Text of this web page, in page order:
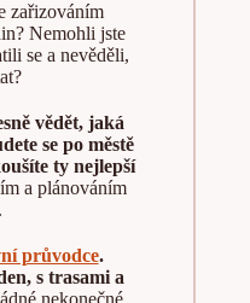
zařizováním
Nemohli jste
se a nevěděli,
vědět, jaká
se po městě
ty nejlepší
a plánováním
průvodce.
s trasami a